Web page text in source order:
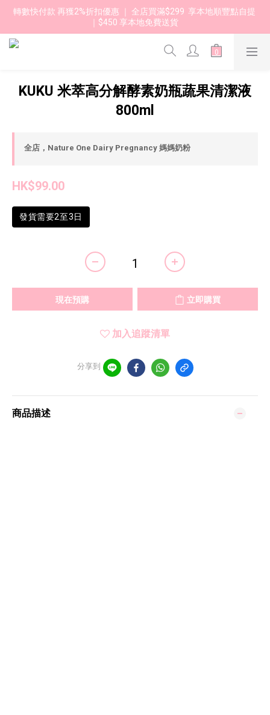
轉數快付款 再獲2%折扣優惠 ｜ 全店買滿$299  享本地順豐點自提
｜$450 享本地免費送貨
KUKU 米萃高分解酵素奶瓶蔬果清潔液
800ml
全店，Nature One Dairy Pregnancy 媽媽奶粉
HK$99.00
發貨需要2至3日
現在預購 立即購買
加入追蹤清單
分享到
商品描述